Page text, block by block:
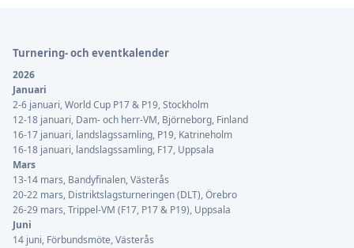
Turnering- och eventkalender
2026
Januari
2-6 januari, World Cup P17 & P19, Stockholm
12-18 januari, Dam- och herr-VM, Björneborg, Finland
16-17 januari, landslagssamling, P19, Katrineholm
16-18 januari, landslagssamling, F17, Uppsala
Mars
13-14 mars, Bandyfinalen, Västerås
20-22 mars, Distriktslagsturneringen (DLT), Örebro
26-29 mars, Trippel-VM (F17, P17 & P19), Uppsala
Juni
14 juni, Förbundsmöte, Västerås